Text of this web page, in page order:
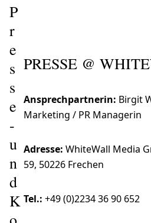
P
r
e
s
s
e
-
u
n
d
K
PRESSE @
Ansprechpartnerin: Birgit
Marketing / PR Managerin
Adresse: WhiteWall Media
59, 50226 Frechen
Tel.: +49 (0)2234 36 90 652